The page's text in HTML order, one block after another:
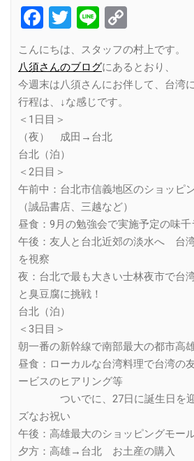
Facebook
Twitter
Line
Link
こんにちは、スタッフの村上です。
八須さんのブログにあるとおり、
今週末は八須さんにお伴して、台湾
行程は、↓な感じです。
＜1日目＞
（夜） 成田→台北
台北（泊）
＜2日目＞
午前中：台北市信義地区のショッピ
（誠品書店、三越など）
昼食：9月の勉強会で実施予定の味千
午後：友人と台北近郊の淡水へ 台
を視察
夜：台北で最も大きい士林夜市で台
と臭豆腐に挑戦！
台北（泊）
＜3日目＞
朝一番の新幹線で南部最大の都市高雄
昼食：ローカルな台湾料理で台湾の
ービスのヒアリング等
ついでに、27日に誕生日を迎
ズなお祝い
午後：高雄最大のショッピングモー
夕方：高雄→台北 お土産の購入